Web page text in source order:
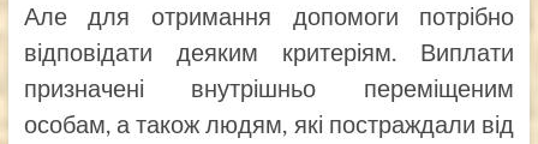
Але для отримання допомоги потрібно
відповідати деяким критеріям. Виплати
призначені внутрішньо переміщеним
особам, а також людям, які постраждали від